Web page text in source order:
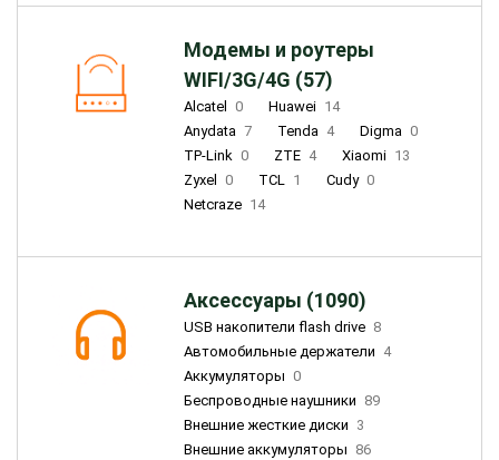
Модемы и роутеры
WIFI/3G/4G (57)
Alcatel 0 Huawei 14
Anydata 7 Tenda 4 Digma 0
TP-Link 0 ZTE 4 Xiaomi 13
Zyxel
0 TCL 1 Cudy 0
Netcraze 14
Аксессуары (1090)
USB накопители flash drive 8
Автомобильные держатели 4
Аккумуляторы 0
Беспроводные наушники 89
Внешние жесткие диски 3
Внешние аккумуляторы 86